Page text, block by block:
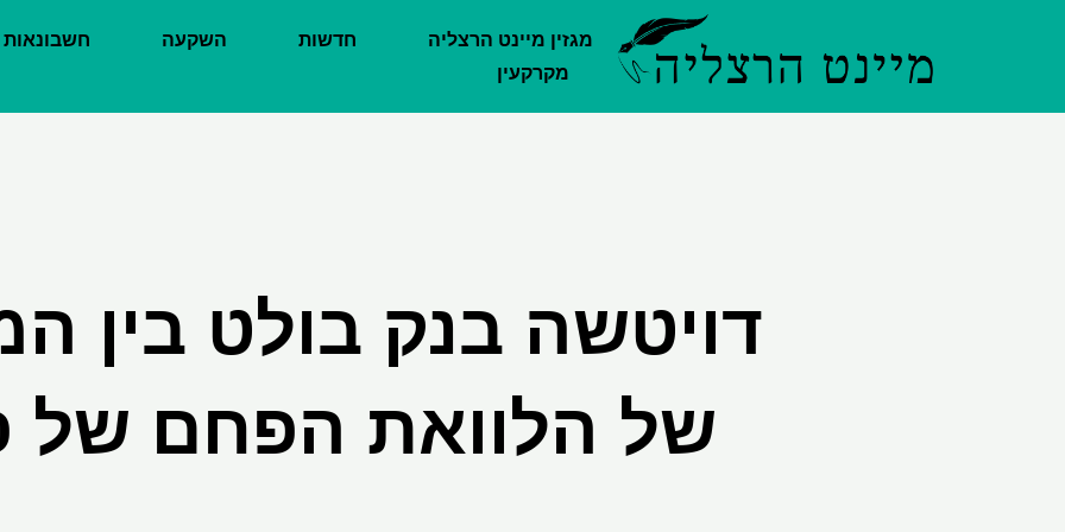
מגזין מיינט הרצליה חדשות השקעה
חשבונאות
מקרקעין
דויטשה בנק בולט בין
של הלוואת הפחם של